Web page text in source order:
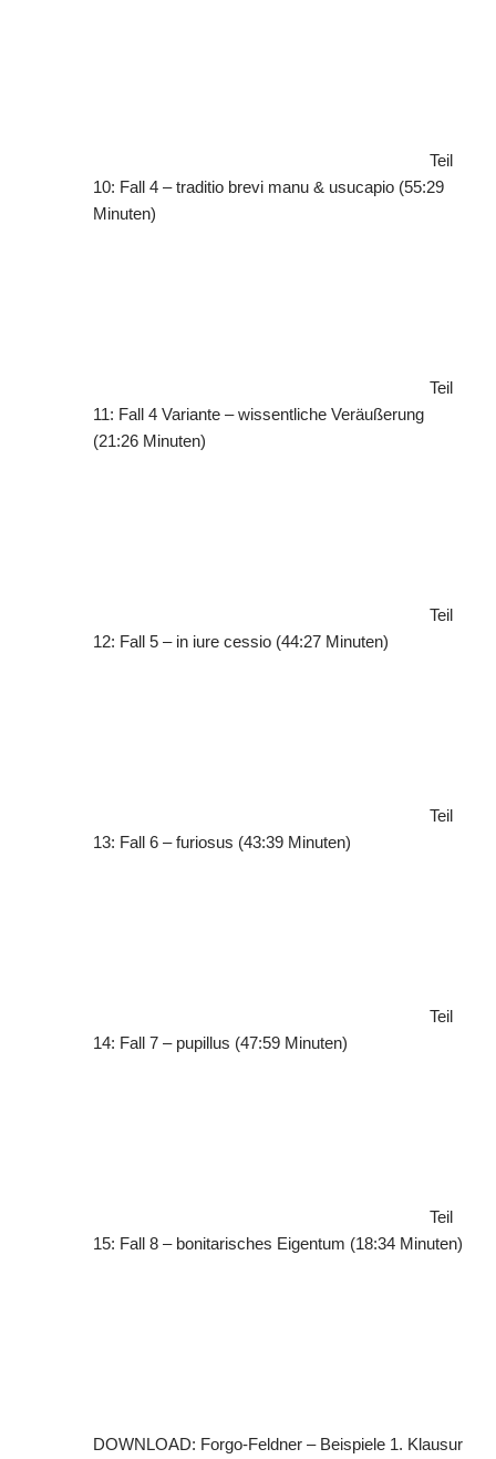
Teil
10: Fall 4 – traditio brevi manu & usucapio (55:29
Minuten)
Teil
11: Fall 4 Variante – wissentliche Veräußerung
(21:26 Minuten)
Teil
12: Fall 5 – in iure cessio (44:27 Minuten)
Teil
13: Fall 6 – furiosus (43:39 Minuten)
Teil
14: Fall 7 – pupillus (47:59 Minuten)
Teil
15: Fall 8 – bonitarisches Eigentum (18:34 Minuten)
DOWNLOAD: Forgo-Feldner – Beispiele 1. Klausur